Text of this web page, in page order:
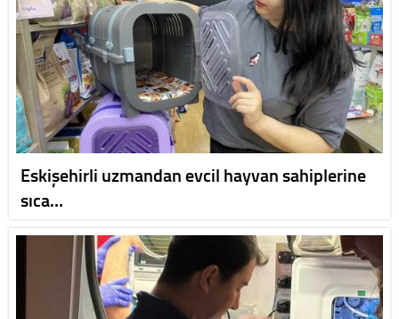
Eskişehirli uzmandan evcil hayvan sahiplerine
sıca…